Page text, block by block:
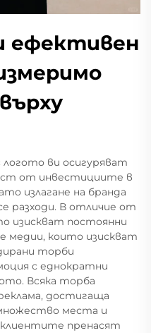
ефективен
ви осигуряват
от инвестициите в
излагане на бранда
разходи. В отличие от
изискват постоянни
медии, които изискват
торби
с еднократни
Всяка торба
достигаща
места и
пренасят